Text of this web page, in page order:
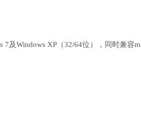
及Windows XP（32/64位），同时兼容